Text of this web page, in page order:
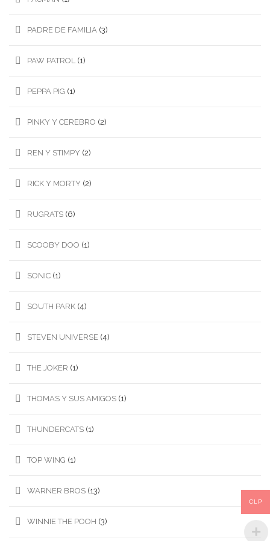
PADRE DE FAMILIA (3)
PAW PATROL (1)
PEPPA PIG (1)
PINKY Y CEREBRO (2)
REN Y STIMPY (2)
RICK Y MORTY (2)
RUGRATS (6)
SCOOBY DOO (1)
SONIC (1)
SOUTH PARK (4)
STEVEN UNIVERSE (4)
THE JOKER (1)
THOMAS Y SUS AMIGOS (1)
THUNDERCATS (1)
TOP WING (1)
WARNER BROS (13)
WINNIE THE POOH (3)
CLP